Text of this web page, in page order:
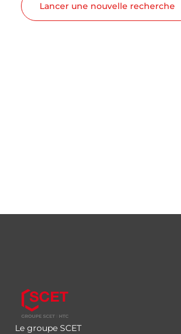
Lancer une nouvelle recherche
Le groupe SCET